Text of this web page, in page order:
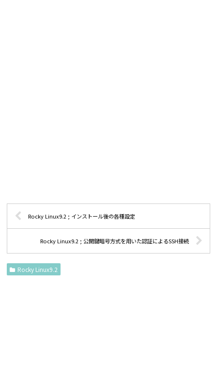
Rocky Linux9.2 ; インストール後の各種設定
Rocky Linux9.2 ; 公開鍵暗号方式を用いた認証によるSSH接続
Rocky Linux9.2